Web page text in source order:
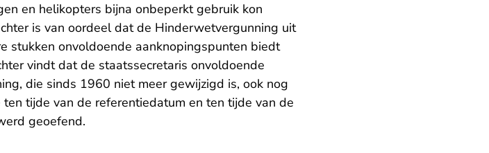
en helikopters bijna onbeperkt gebruik kon
is van oordeel dat de Hinderwetvergunning uit
stukken onvoldoende aanknopingspunten biedt
vindt dat de staatssecretaris onvoldoende
die sinds 1960 niet meer gewijzigd is, ook nog
tijde van de referentiedatum en ten tijde van de
geoefend.